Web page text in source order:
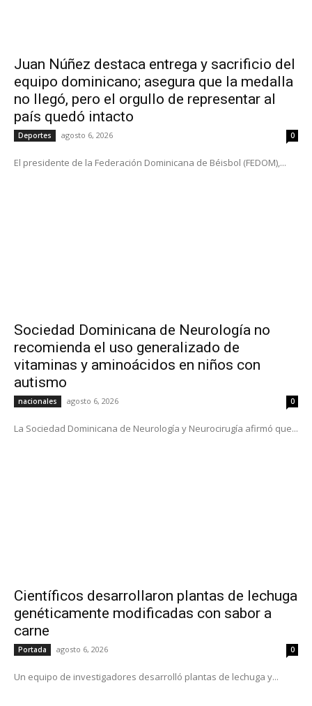
Juan Núñez destaca entrega y sacrificio del
equipo dominicano; asegura que la medalla
no llegó, pero el orgullo de representar al
país quedó intacto
Deportes agosto 6, 2026 0
El presidente de la Federación Dominicana de Béisbol (FEDOM),...
Sociedad Dominicana de Neurología no
recomienda el uso generalizado de
vitaminas y aminoácidos en niños con
autismo
nacionales agosto 6, 2026 0
La Sociedad Dominicana de Neurología y Neurocirugía afirmó que...
Científicos desarrollaron plantas de lechuga
genéticamente modificadas con sabor a
carne
Portada agosto 6, 2026 0
Un equipo de investigadores desarrolló plantas de lechuga y...